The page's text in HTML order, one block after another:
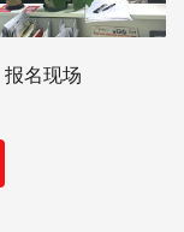
报名现场